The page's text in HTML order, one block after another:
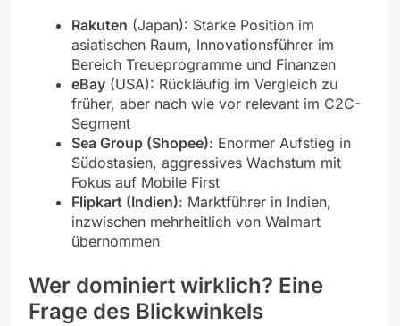
Rakuten (Japan): Starke Position im
asiatischen Raum, Innovationsführer im
Bereich Treueprogramme und Finanzen
eBay (USA): Rückläufig im Vergleich zu
früher, aber nach wie vor relevant im C2C-
Segment
Sea Group (Shopee): Enormer Aufstieg in
Südostasien, aggressives Wachstum mit
Fokus auf Mobile First
Flipkart (Indien): Marktführer in Indien,
inzwischen mehrheitlich von Walmart
übernommen
Wer dominiert wirklich? Eine
Frage des Blickwinkels